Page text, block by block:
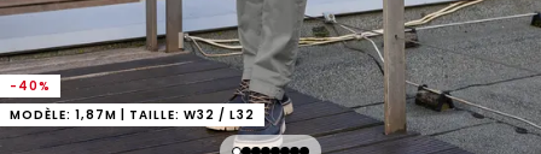
-40%
MODÈLE: 1,87M | TAILLE: W32 / L32